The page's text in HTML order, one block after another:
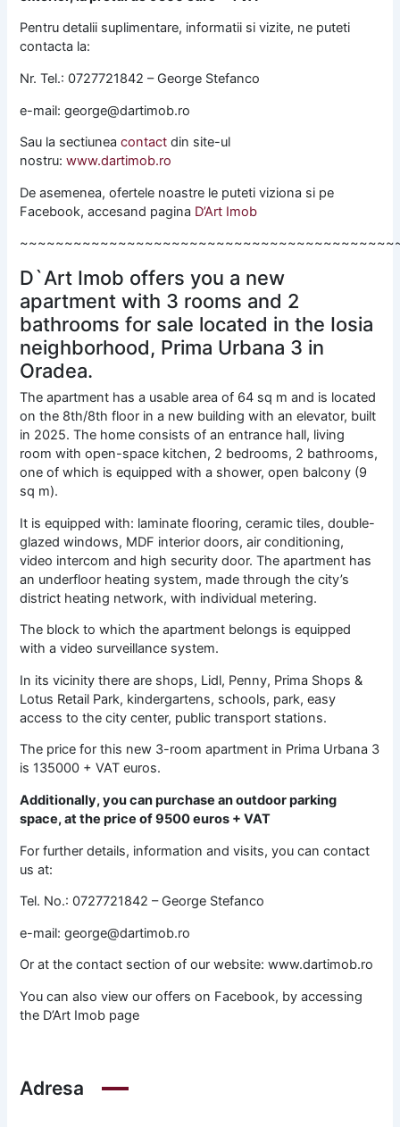
Pentru detalii suplimentare, informatii si vizite, ne puteti
contacta la:
Nr. Tel.: 0727721842 – George Stefanco
e-mail: george@dartimob.ro
Sau la sectiuneacontact din site-ul
nostru:www.dartimob.ro
De asemenea, ofertele noastre le puteti viziona si pe
Facebook, accesand pagina D’Art Imob
D`Art Imob offers you a new
apartment with 3 rooms and 2
bathrooms for sale located in the Iosia
neighborhood, Prima Urbana 3 in
Oradea.
The apartment has a usable area of ​​64 sq m and is located
on the 8th/8th floor in a new building with an elevator, built
in 2025. The home consists of an entrance hall, living
room with open-space kitchen, 2 bedrooms, 2 bathrooms,
one of which is equipped with a shower, open balcony (9
sq m).
It is equipped with: laminate flooring, ceramic tiles, double-
glazed windows, MDF interior doors, air conditioning,
video intercom and high security door. The apartment has
an underfloor heating system, made through the city’s
district heating network, with individual metering.
The block to which the apartment belongs is equipped
with a video surveillance system.
In its vicinity there are shops, Lidl, Penny, Prima Shops &
Lotus Retail Park, kindergartens, schools, park, easy
access to the city center, public transport stations.
The price for this new 3-room apartment in Prima Urbana 3
is 135000 + VAT euros.
Additionally, you can purchase an outdoor parking
space, at the price of 9500 euros + VAT
For further details, information and visits, you can contact
us at:
Tel. No.: 0727721842 – George Stefanco
e-mail: george@dartimob.ro
Or at the contact section of our website: www.dartimob.ro
You can also view our offers on Facebook, by accessing
the D’Art Imob page
Adresa